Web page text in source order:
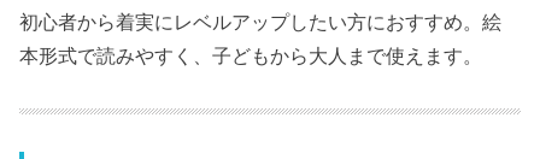
初心者から着実にレベルアップしたい方におすすめ。絵
本形式で読みやすく、子どもから大人まで使えます。